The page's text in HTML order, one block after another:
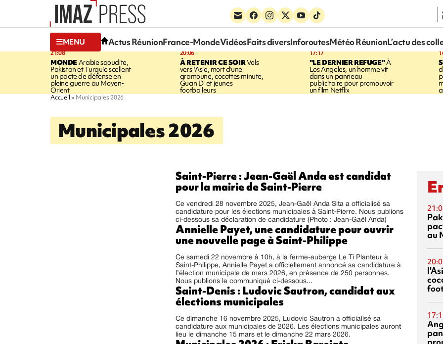
MENU Actus RéunionFrance-MondeVidéosFaits diversInforoutesMétéo RéunionL’actu des
21:08
MONDE Arabie saoudite,
Pakistan et Turquie scellent
un pacte de défense en
pleine guerre au Moyen-
Orient
20:06
À RETENIR CE SOIRVols
vers l'Asie, mort d'une
gramoune, cocottes minute,
Guan Di et jeunes
footballeurs
17:17
"LE DERNIER REFUGE"À
Los Angeles, un homme vit
dans un panneau
publicitaire pour promouvoir
un film Netflix
Accueil Municipales 2026
Municipales 2026
Saint-Pierre : Jean-Gaël Anda est candidat
pour la mairie de Saint-Pierre
Ce vendredi 28 novembre 2025, Jean-Gaël Anda Sita a officialisé sa
candidature pour les élections municipales à Saint-Pierre. Nous publions
ci-dessous sa déclaration de candidature (Photo : Jean-Gaël Anda)
Annielle Payet, une candidature pour ouvrir
une nouvelle page à Saint-Philippe
Ce samedi 22 novembre à 10h, à la ferme-auberge Le Ti Planteur à
Saint-Philippe, Annielle Payet a officiellement annoncé sa candidature à
l’élection municipale de mars 2026, en présence de 250 personnes.
Nous publions le communiqué ci-dessous...
Saint-Denis : Ludovic Sautron, candidat aux
élections municipales
Ce dimanche 16 novembre 2025, Ludovic Sautron a officialisé sa
candidature aux municipales de 2026. Les élections municipales auront
lieu le dimanche 15 mars et le dimanche 22 mars 2026.
au